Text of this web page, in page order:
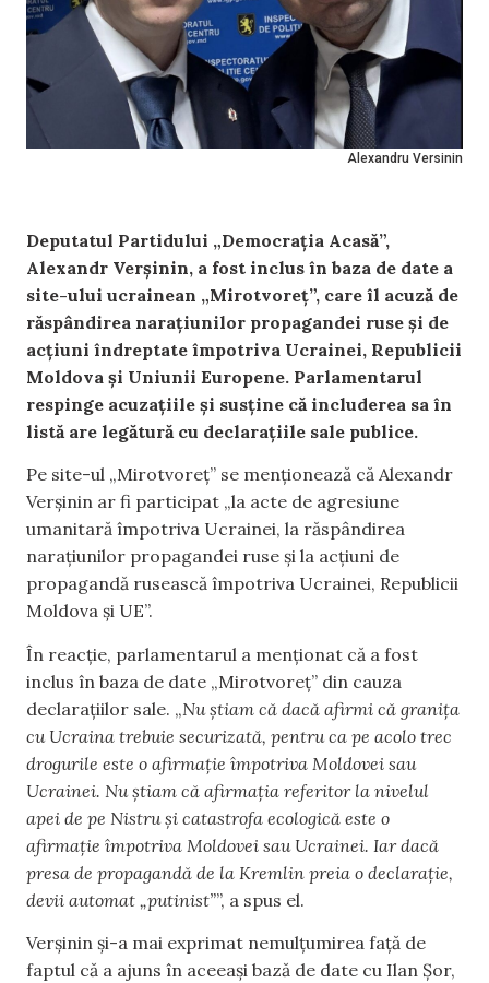
Alexandru Versinin
Deputatul Partidului „Democrația Acasă”,
Alexandr Verșinin, a fost inclus în baza de date a
site-ului ucrainean „Mirotvoreț”, care îl acuză de
răspândirea narațiunilor propagandei ruse și de
acțiuni îndreptate împotriva Ucrainei, Republicii
Moldova și Uniunii Europene. Parlamentarul
respinge acuzațiile și susține că includerea sa în
listă are legătură cu declarațiile sale publice.
Pe site-ul „Mirotvoreț” se menționează că Alexandr
Verșinin ar fi participat „la acte de agresiune
umanitară împotriva Ucrainei, la răspândirea
narațiunilor propagandei ruse și la acțiuni de
propagandă rusească împotriva Ucrainei, Republicii
Moldova și UE”.
În reacție, parlamentarul a menționat că a fost
inclus în baza de date „Mirotvoreț” din cauza
declarațiilor sale. „Nu știam că dacă afirmi că granița
cu Ucraina trebuie securizată, pentru ca pe acolo trec
drogurile este o afirmație împotriva Moldovei sau
Ucrainei. Nu știam că afirmația referitor la nivelul
apei de pe Nistru și catastrofa ecologică este o
afirmație împotriva Moldovei sau Ucrainei. Iar dacă
presa de propagandă de la Kremlin preia o declarație,
devii automat „putinist””, a spus el.
Verșinin și-a mai exprimat nemulțumirea față de
faptul că a ajuns în aceeași bază de date cu Ilan Șor,